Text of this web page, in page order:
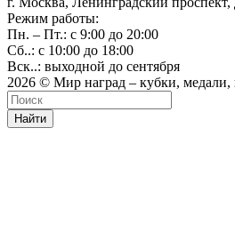
Режим работы:
Пн. – Пт.: с 9:00 до 20:00
Сб..: с 10:00 до 18:00
Вск..: выходной до сентября
2026 © Мир наград – кубки, медали,
Найти